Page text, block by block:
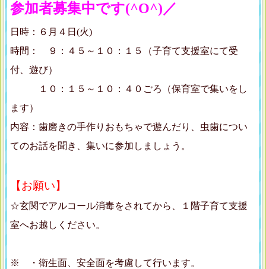
参加者募集中です(^O^)／
日時：６月４日(火)
時間： ９：４５～１０：１５（子育て支援室にて受
付、遊び）
１０：１５～１０：４０ごろ（保育室で集いをし
ます）
内容：歯磨きの手作りおもちゃで遊んだり、虫歯につい
てのお話を聞き、集いに参加しましょう。
【お願い】
☆玄関でアルコール消毒をされてから、１階子育て支援
室へお越しください。
※ ・衛生面、安全面を考慮して行います。